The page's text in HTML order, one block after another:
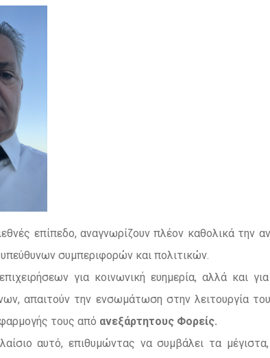
επίπεδο, αναγνωρίζουν πλέον καθολικά
συμπεριφορών και πολιτικών.
για κοινωνική ευημερία, αλλά και
απαιτούν την ενσωμάτωση στην λειτουργία
τους από ανεξάρτητους Φορείς.
αυτό, επιθυμώντας να συμβάλει τα μέγιστα,